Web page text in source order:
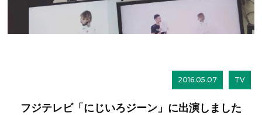
2016.05.07 TV
フジテレビ「にじいろジーン」に出演しました